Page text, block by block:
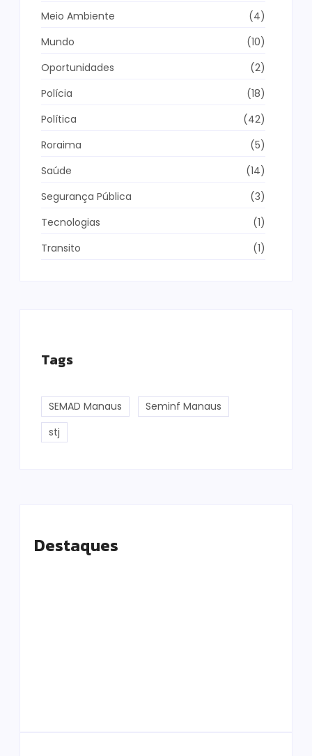
Meio Ambiente
(4)
Mundo
(10)
Oportunidades
(2)
Polícia
(18)
Política
(42)
Roraima
(5)
Saúde
(14)
Segurança Pública
(3)
Tecnologias
(1)
Transito
(1)
Tags
SEMAD Manaus
Seminf Manaus
stj
Destaques